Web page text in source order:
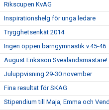
Rikscupen KvAG
Inspirationshelg för unga ledare
Trygghetsenkät 2014
Ingen öppen barngymnastik v.45-46
August Eriksson Svealandsmästare!
Juluppvisning 29-30 november
Fina resultat för SKAG
Stipendium till Maja, Emma och